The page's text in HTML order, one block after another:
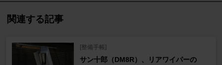
関連する記事
[整備手帳]
サン十郎（DM8R）、リアワイパーの